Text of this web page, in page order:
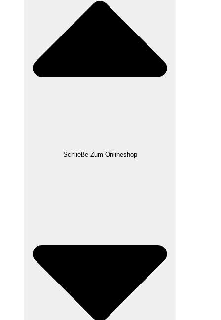
Schließe Zum Onlineshop